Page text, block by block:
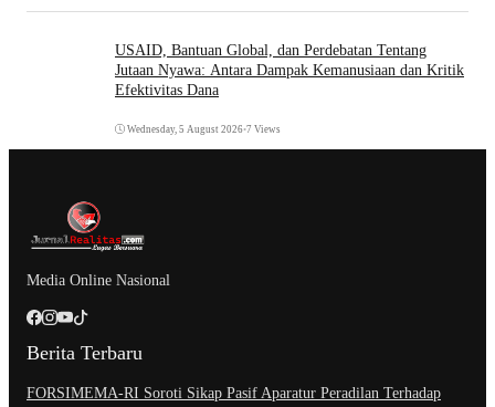
USAID, Bantuan Global, dan Perdebatan Tentang
Jutaan Nyawa: Antara Dampak Kemanusiaan dan Kritik
Efektivitas Dana
Wednesday, 5 August 2026•7 Views
Media Online Nasional
Berita Terbaru
​FORSIMEMA-RI Soroti Sikap Pasif Aparatur Peradilan Terhadap